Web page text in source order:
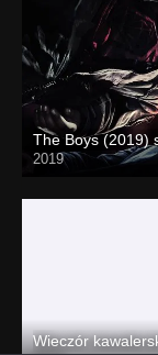
The Boys (2019)
2019
Wieczór